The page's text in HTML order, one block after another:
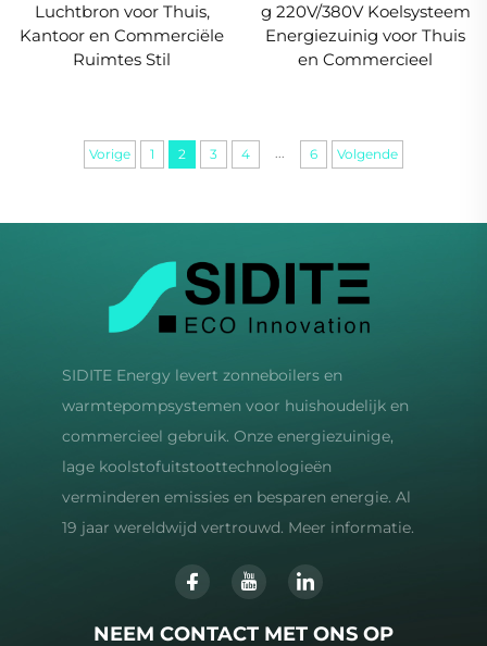
Luchtbron voor Thuis,
Kantoor en Commerciële
Ruimtes Stil
g 220V/380V Koelsysteem
Energiezuinig voor Thuis
en Commercieel
Vorige 1 2 3 4 6 Volgende
SIDITE Energy levert zonneboilers en
warmtepompsystemen voor huishoudelijk en
commercieel gebruik. Onze energiezuinige,
lage koolstofuitstoottechnologieën
verminderen emissies en besparen energie. Al
19 jaar wereldwijd vertrouwd. Meer informatie.
NEEM CONTACT MET ONS OP